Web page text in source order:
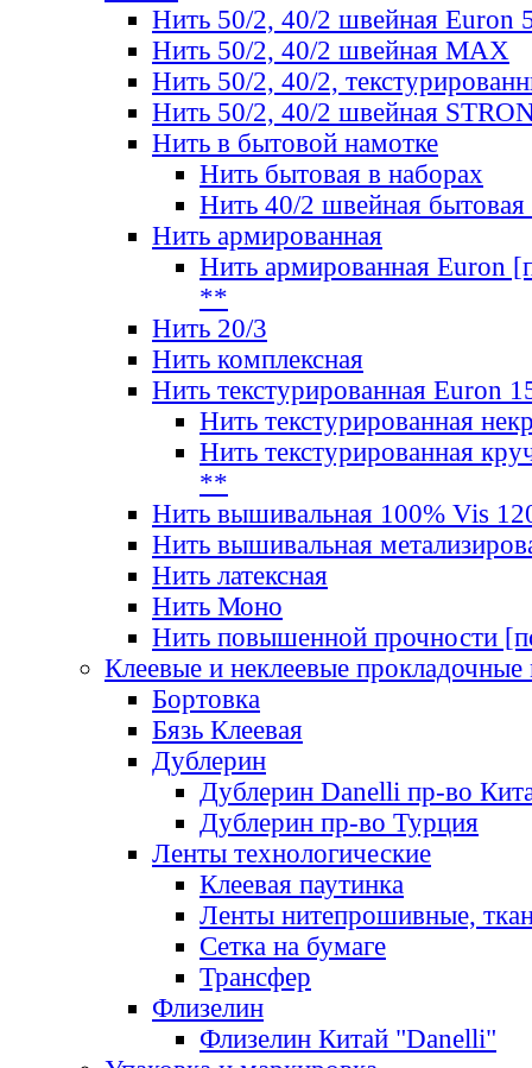
Нить 50/2, 40/2 швейная Euron
Нить 50/2, 40/2 швейная МАХ
Нить 50/2, 40/2,
Нить 50/2, 40/2 швейная
Нить в бытовой намотке
Нить бытовая в наборах
Нить 40/2 швейная бытовая
Нить армированная
Нить армированная Euron
**
Нить 20/3
Нить комплексная
Нить текстурированная Euron
Нить текстурированная
Нить текстурированная
**
Нить вышивальная 100% Vis
Нить вышивальная
Нить латексная
Нить Моно
Нить повышенной прочности
Клеевые и неклеевые прокладочные
Бортовка
Бязь Клеевая
Дублерин
Дублерин Danelli пр-во
Дублерин пр-во Турция
Ленты технологические
Клеевая паутинка
Ленты нитепрошивные,
Сетка на бумаге
Трансфер
Флизелин
Флизелин Китай "Danelli"